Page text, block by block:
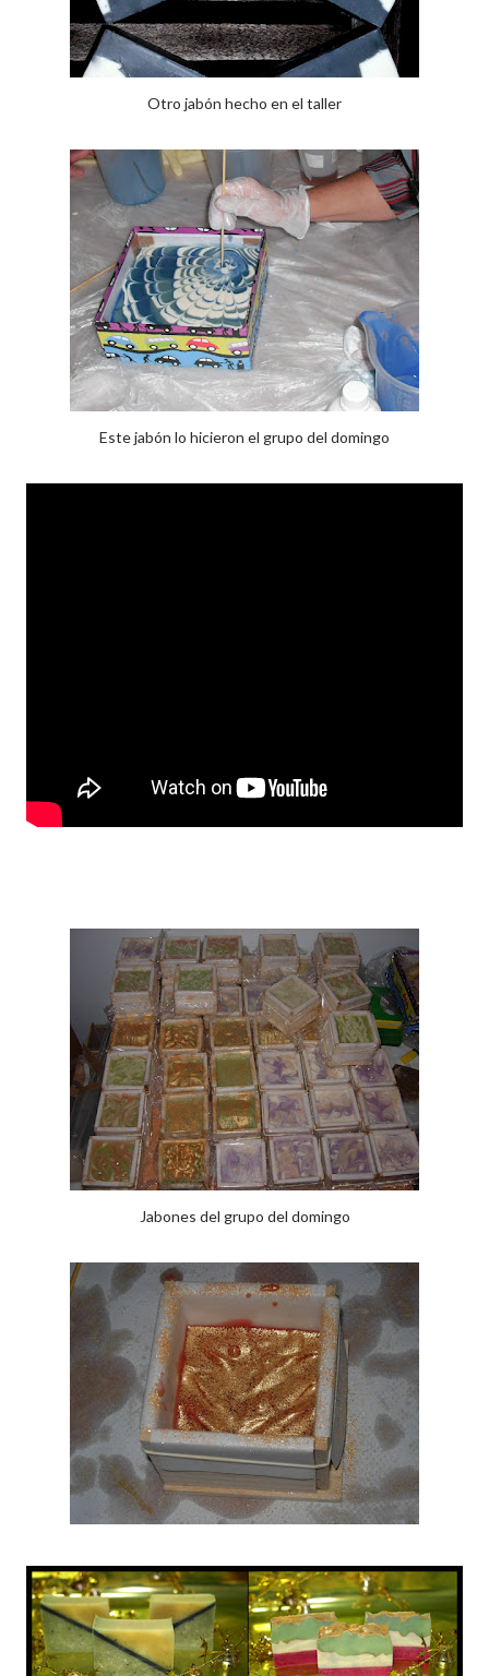
Otro jabón hecho en el taller
Este jabón lo hicieron el grupo del domingo
Jabones del grupo del domingo